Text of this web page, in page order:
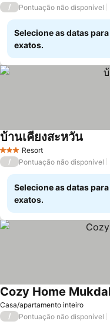
/ Pontuação não disponível
Selecione as datas
exatos.
3 EstrelasResort
บ้านเคียงสะหวันVer
/ Pontuação não disponível
Selecione as datas
exatos.
Casa/apartamento inteiro
Cozy Home
/ Pontuação não disponível